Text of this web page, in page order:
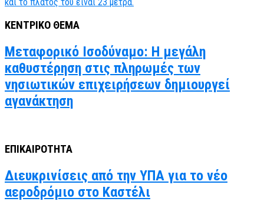
ΚΕΝΤΡΙΚΟ ΘΕΜΑ
Μεταφορικό Ισοδύναμο: Η μεγάλη
καθυστέρηση στις πληρωμές των
νησιωτικών επιχειρήσεων δημιουργεί
αγανάκτηση
ΕΠΙΚΑΙΡΟΤΗΤΑ
Διευκρινίσεις από την ΥΠΑ για το νέο
αεροδρόμιο στο Καστέλι